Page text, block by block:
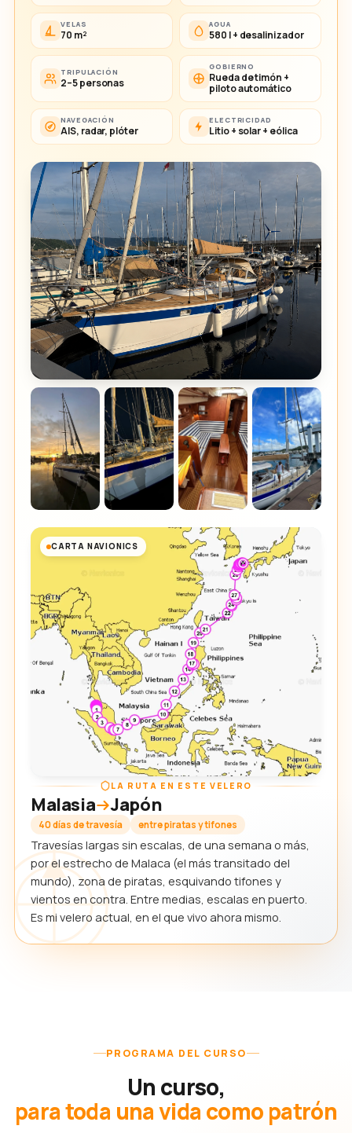
VELAS
70 m²
AGUA
580 l + desalinizador
TRIPULACIÓN
2–5 personas
GOBIERNO
Rueda de timón +
piloto automático
NAVEGACIÓN
AIS, radar, plóter
ELECTRICIDAD
Litio + solar + eólica
CARTA NAVIONICS
LA RUTA EN ESTE VELERO
Malasia Japón
40 días de travesía entre piratas y tifones
Travesías largas sin escalas, de una semana o más,
por el estrecho de Malaca (el más transitado del
mundo), zona de piratas, esquivando tifones y
vientos en contra. Entre medias, escalas en puerto.
Es mi velero actual, en el que vivo ahora mismo.
PROGRAMA DEL CURSO
Un curso,
para toda una vida como patrón